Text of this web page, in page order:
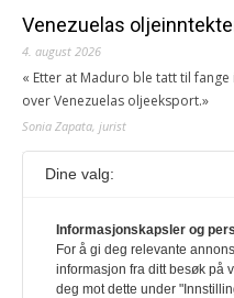
Venezuelas
4. august 2026
« Etter at Maduro ble tatt til
over Venezuelas oljeeksport.»
Sonia Zapata, jurist
117,8 millioner er på
1. august 2026
Ville ha tilsvart verdens trettende
denne må du ha abonnement
Dine valg:
Informasjonskapsler og
For å gi deg relevante
informasjon fra ditt besøk på
deg mot dette under